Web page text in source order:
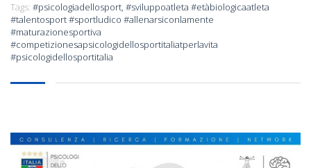
Tags: #psicologiadellosport, #sviluppoatleta #etàbiologicaatleta
#talentosport #sportludico #allenarsiconlamente
#maturazionesportiva
#competizionesapsicologidellosportitaliatperlavita
#psicologidellosportitalia